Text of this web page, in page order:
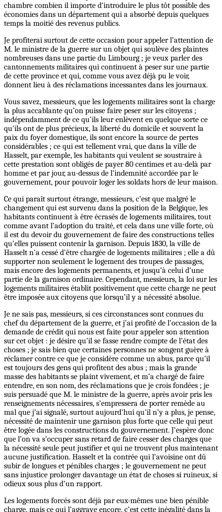
chambre combien il importe d’introduire le plus tôt possible des
économies dans un département qui a absorbé depuis quelques
temps la moitié des revenus publics.
Je profiterai surtout de cette occasion pour appeler l’attention de
M. le ministre de la guerre sur un objet qui soulève des plaintes
nombreuses dans une partie du Limbourg ; je veux parler des
cantonnements militaires qui continuent à peser sur une partie
de cette province et qui, comme vous avez déjà pu le voir,
donnent lieu à des réclamations incessantes dans les journaux.
Vous savez, messieurs, que les logements militaires sont la charge
la plus accablante qu’on puisse faire peser sur les citoyens ;
indépendamment de ce qu’ils leur enlèvent en quelque sorte ce
qu’ils ont de plus précieux, la liberté du domicile et souvent la
paix du foyer domestique, ils sont encore la source de pertes
considérables ; ce qui est tellement vrai, que dans la ville de
Hasselt, par exemple, les habitants qui veulent se soustraire à
cette prestation sont obligés de payer 80 centimes et au-delà par
homme et par jour, au-dessus de l’indemnité accordée par le
gouvernement, pour pouvoir loger les soldats hors de leur maison.
Ce qui paraît surtout étrange, messieurs, c’est que malgré le
changement qui est survenu dans la position de la Belgique, les
habitants continuent à être écrasés de logements militaires, tout
comme avant l’adoption du traité, et cela dans une ville forte, où
il est du devoir du gouvernement de faire des constructions telles
qu’elles puissent contenir la garnison. Depuis 1830, la ville de
Hasselt n’a cessé d’être chargée de logements militaires ; elle a dû
supporter non seulement le logement des troupes de passages,
mais encore des logements permanents, et jusqu’à celui d’une
partie de la garnison ordinaire. Cependant, messieurs, la loi sur les
logements militaires établit positivement que cette charge ne peut
être imposée aux citoyens que lorsqu’il y a nécessité absolue.
Je ne sais pas, messieurs, si ces circonstances sont connues du
chef du département de la guerre, et j’ai profité de l’occasion de la
demande de crédit qui nous est faite pour appeler son attention
sur cet objet : je désire qu’il se fasse rendre compte de l’état des
choses ; je sais bien que certaines personnes ne songent guère à
réclamer contre ce que je considère comme un abus, parce qu’il
est toujours des gens qui profitent des abus ; mais la grande
masse des habitants se plaint vivement, et m’a chargé de faire
entendre, en son nom, des réclamations que je crois fondées ; je
suis persuadé que M. le ministre de la guerre, après avoir pris les
renseignements nécessaires, s’empressera de porter remède au
mal que j’ai signalé, surtout aujourd’hui qu’il n’y a plus, je pense,
nécessité de maintenir une garnison plus forte que celle qui peut
être logée dans les constructions du gouvernement. J’espère donc
que l’on va s’occuper sans retard de faire cesser des charges que
la nécessité seule peut justifier et qui ne trouvent plus maintenant
aucune justification. Hasselt et la contrée qui l’avoisine ont dû
subir de longues et pénibles charges ; le gouvernement ne peut
sans injustice prolonger davantage un état de choses si ruineux, si
odieux sous plus d’un rapport.
Les logements forcés sont déjà par eux-mêmes une bien pénible
charge, mais ce qui l’aggrave encore, c’est cette inégalité dans la